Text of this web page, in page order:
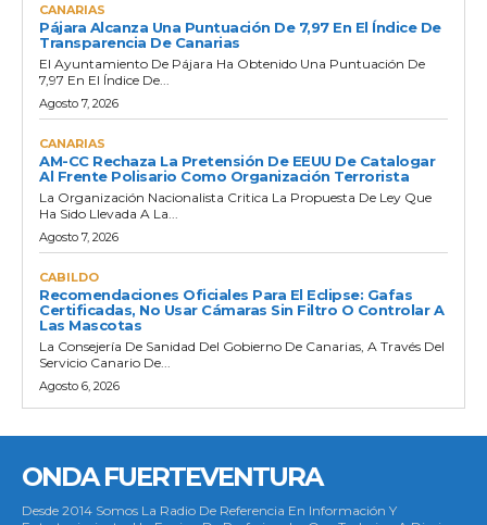
CANARIAS
Pájara Alcanza Una Puntuación De 7,97 En El Índice De
Transparencia De Canarias
El Ayuntamiento De Pájara Ha Obtenido Una Puntuación De
7,97 En El Índice De...
Agosto 7, 2026
CANARIAS
AM-CC Rechaza La Pretensión De EEUU De Catalogar
Al Frente Polisario Como Organización Terrorista
La Organización Nacionalista Critica La Propuesta De Ley Que
Ha Sido Llevada A La...
Agosto 7, 2026
CABILDO
Recomendaciones Oficiales Para El Eclipse: Gafas
Certificadas, No Usar Cámaras Sin Filtro O Controlar A
Las Mascotas
La Consejería De Sanidad Del Gobierno De Canarias, A Través Del
Servicio Canario De...
Agosto 6, 2026
ONDA FUERTEVENTURA
Desde 2014 Somos La Radio De Referencia En Información Y